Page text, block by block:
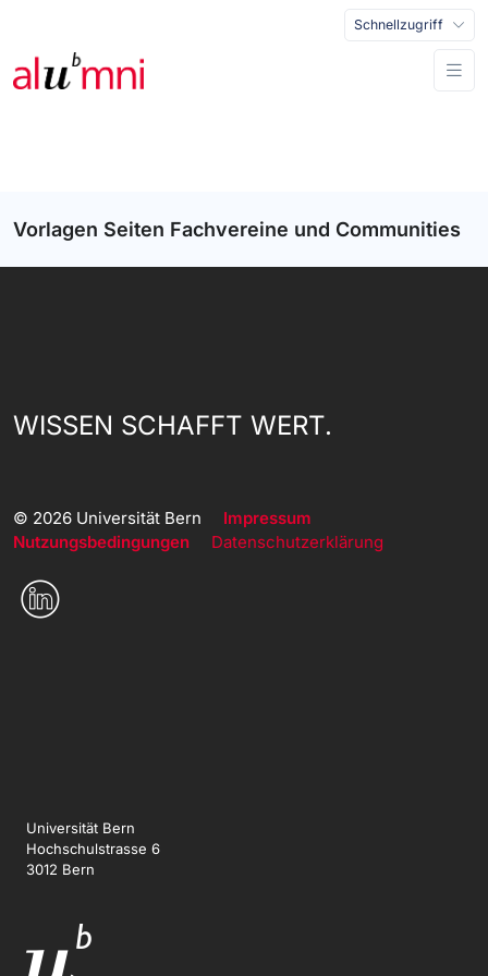
Schnellzugriff
Vorlagen Seiten Fachvereine und Communities
WISSEN SCHAFFT WERT.
© 2026 Universität Bern Impressum
Nutzungsbedingungen
Datenschutzerklärung
Universität Bern
Hochschulstrasse 6
3012 Bern